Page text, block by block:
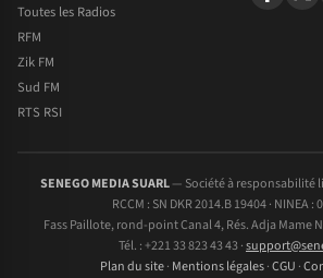
Toutes les Radios
RFM
Zik FM
Sud FM
RTS RSI
SENEGO MEDIA SUARL— Société à responsabilité
RCCM : SN DKR 2014.B 19404 · NINEA :
Fass Paillote, rond-point Canal 4, Rés. Adja Mame
Tél. : +221 33 823 43 43 ·
Plan du site· Mentions légales·CGU ·